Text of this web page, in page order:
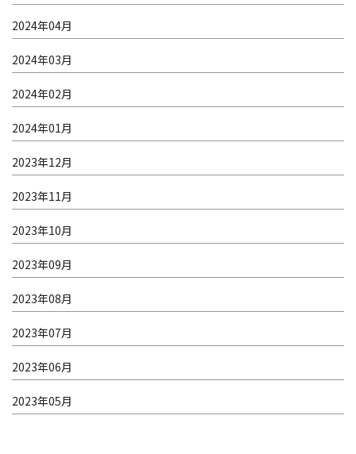
2024年04月
2024年03月
2024年02月
2024年01月
2023年12月
2023年11月
2023年10月
2023年09月
2023年08月
2023年07月
2023年06月
2023年05月